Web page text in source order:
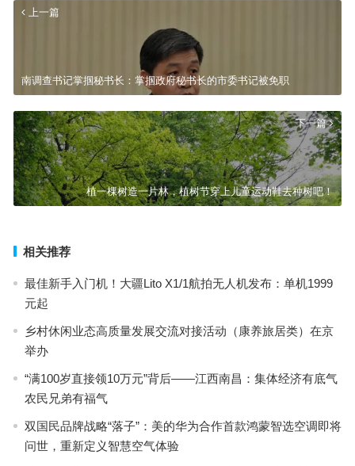
上一篇
南调查书记掌掴秘书长：掌掴政府秘书长的市委书记被免职
下一篇
植一棵树造一片林，植树节穿上儿童运动鞋去种树吧！
相关推荐
最佳新手入门机！大疆Lito X1/1航拍无人机发布：单机1999
元起
乡村休闲业态高质量发展交流对接活动（康养旅居类）在京
举办
“满100岁直接领10万元”背后——江西南昌：集体经济有底气
农民兄弟有福气
双国民品牌战略“落子”：美的华为合作首款鸿蒙智选空调即将
问世，重新定义智慧空气体验